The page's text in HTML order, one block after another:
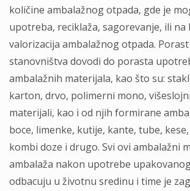
količine ambalažnog otpada, gde je
upotreba, reciklaža, sagorevanje, ili na
valorizacija ambalažnog otpada.
stanovništva dovodi do porasta
ambalažnih materijala, kao što su:
karton, drvo, polimerni mono,
materijali, kao i od njih formirane
boce, limenke, kutije, kante, tube,
kombi doze i drugo. Svi ovi ambalažni
ambalaža nakon upotrebe
odbacuju u životnu sredinu i time je